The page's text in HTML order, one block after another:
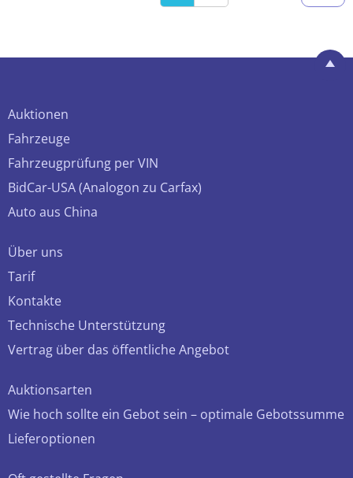
Auktionen
Fahrzeuge
Fahrzeugprüfung per VIN
BidCar-USA (Analogon zu Carfax)
Auto aus China
Über uns
Tarif
Kontakte
Technische Unterstützung
Vertrag über das öffentliche Angebot
Auktionsarten
Wie hoch sollte ein Gebot sein – optimale Gebotssumme
Lieferoptionen